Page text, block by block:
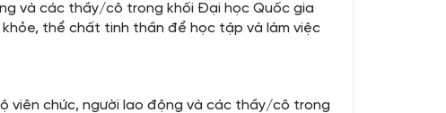
và các thầy/cô trong khối Đại học Quốc gia
khỏe, thể chất tinh thần để học tập và làm việc
viên chức, người lao động và các thầy/cô trong